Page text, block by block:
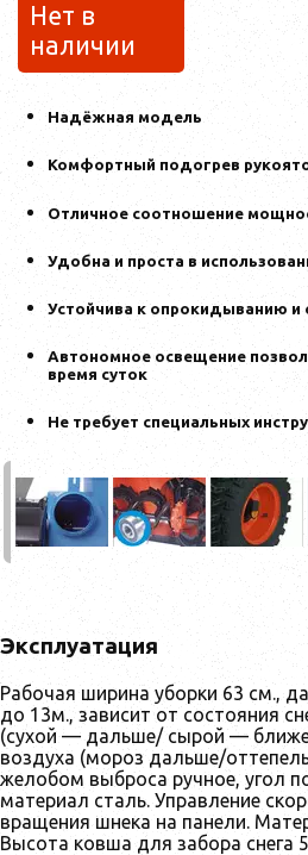
Нет в
наличии
Надёжная модель
Комфортный подогрев
Отличное соотношение
Удобна и проста в
Устойчива к опрокидыванию и
Автономное освещение
время суток
Не требует специальных
Эксплуатация
Рабочая ширина уборки 63 см.,
до 13м., зависит от состояния
(сухой — дальше/ сырой —
воздуха (мороз дальше/
желобом выброса ручное, угол
материал сталь. Управление
вращения шнека на панели.
Высота ковша для забора снега